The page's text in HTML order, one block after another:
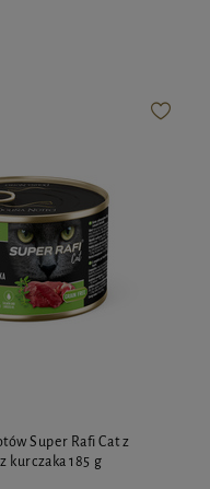
Super Rafi Cat z
kurczaka 185 g